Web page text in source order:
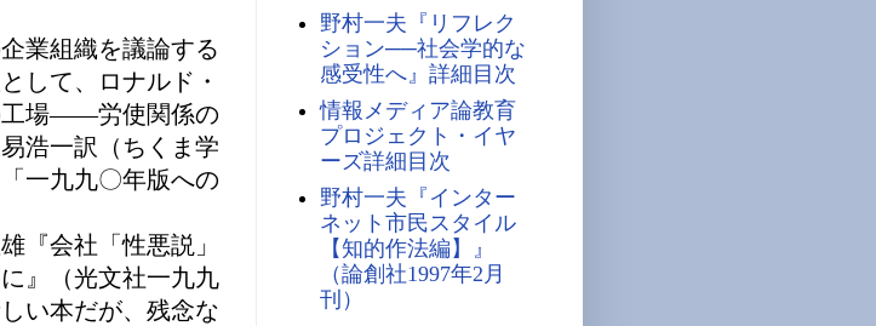
業組織を議論する
して、ロナルド・
工場――労使関係の
浩一訳（ちくま学
一九九〇年版への
『会社「性悪説」
』（光文社一九九
い本だが、残念な
野村一夫『リフレク
ション──社会学的な
感受性へ』詳細目次
情報メディア論教育
プロジェクト・イヤ
ーズ詳細目次
野村一夫『インター
ネット市民スタイル
【知的作法編】』
（論創社1997年2月
刊）